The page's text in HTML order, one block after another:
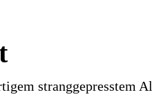
stranggepresstem